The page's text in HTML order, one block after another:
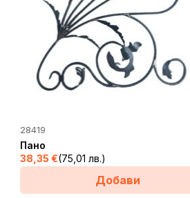
28419
Пано
38,35€(75,01 лв.)
Добави